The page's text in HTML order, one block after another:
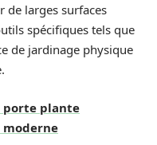
de larges surfaces
spécifiques tels que
de jardinage physique
porte plante
moderne